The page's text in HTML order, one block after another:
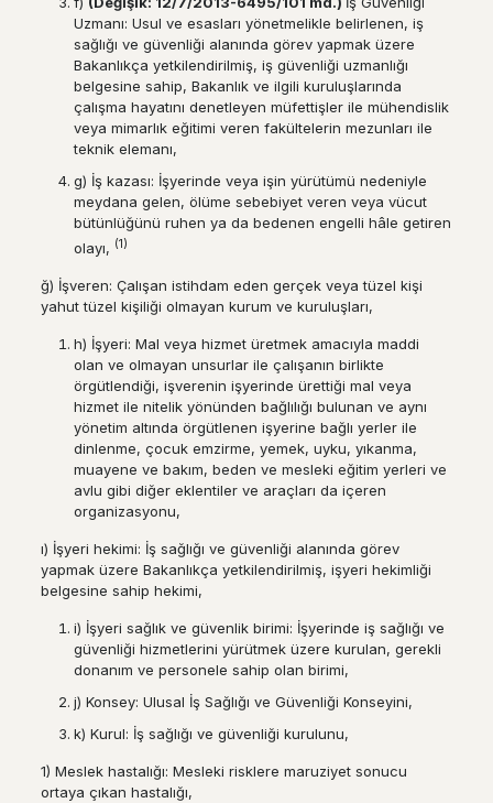
Uzmanı: Usul ve esasları yönetmelikle belirlenen, iş
sağlığı ve güvenliği alanında görev yapmak üzere
Bakanlıkça yetkilendirilmiş, iş güvenliği uzmanlığı
belgesine sahip, Bakanlık ve ilgili kuruluşlarında
çalışma hayatını denetleyen müfettişler ile mühendislik
veya mimarlık eğitimi veren fakültelerin mezunları ile
teknik elemanı,
g) İş kazası: İşyerinde veya işin yürütümü nedeniyle
meydana gelen, ölüme sebebiyet veren veya vücut
bütünlüğünü ruhen ya da bedenen engelli hâle getiren
olayı, (1)
ğ) İşveren: Çalışan istihdam eden gerçek veya tüzel kişi
yahut tüzel kişiliği olmayan kurum ve kuruluşları,
h) İşyeri: Mal veya hizmet üretmek amacıyla maddi
olan ve olmayan unsurlar ile çalışanın birlikte
örgütlendiği, işverenin işyerinde ürettiği mal veya
hizmet ile nitelik yönünden bağlılığı bulunan ve aynı
yönetim altında örgütlenen işyerine bağlı yerler ile
dinlenme, çocuk emzirme, yemek, uyku, yıkanma,
muayene ve bakım, beden ve mesleki eğitim yerleri ve
avlu gibi diğer eklentiler ve araçları da içeren
organizasyonu,
ı) İşyeri hekimi: İş sağlığı ve güvenliği alanında görev
yapmak üzere Bakanlıkça yetkilendirilmiş, işyeri hekimliği
belgesine sahip hekimi,
i) İşyeri sağlık ve güvenlik birimi: İşyerinde iş sağlığı ve
güvenliği hizmetlerini yürütmek üzere kurulan, gerekli
donanım ve personele sahip olan birimi,
j) Konsey: Ulusal İş Sağlığı ve Güvenliği Konseyini,
k) Kurul: İş sağlığı ve güvenliği kurulunu,
1) Meslek hastalığı: Mesleki risklere maruziyet sonucu
ortaya çıkan hastalığı,